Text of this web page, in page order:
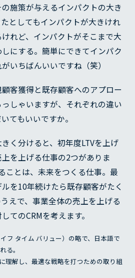
施策が与えるインパクトの大き
としてもインパクトが大きけれ
れど、インパクトがそこまで大
にする。簡単にできてインパク
いちばんいいですね（笑）
客獲得と既存顧客へのアプロー
しゃいますが、それぞれの違い
てもいいですか。
く分けると、初年度LTVを上げ
を上げる仕事の2つがありま
ことは、未来をつくる仕事。最
を10年続けたら既存顧客がたく
えで、事業全体の売上を上げる
てのCRMを考えます。
フ タイム バリュー）の略で、日本語で
る。
理解し、最適な戦略を打つための取り組